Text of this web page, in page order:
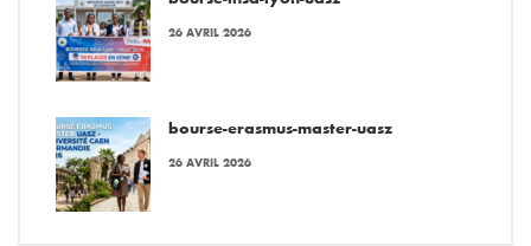
26 AVRIL 2026
bourse-erasmus-master-uasz
26 AVRIL 2026